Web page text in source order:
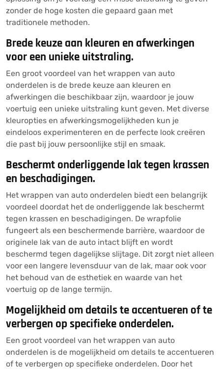
zonder de hoge kosten die gepaard gaan met
traditionele methoden.
Brede keuze aan kleuren en afwerkingen
voor een unieke uitstraling.
Een groot voordeel van het wrappen van auto
onderdelen is de brede keuze aan kleuren en
afwerkingen die beschikbaar zijn, waardoor je jouw
voertuig een unieke uitstraling kunt geven. Met diverse
kleuropties en afwerkingsmogelijkheden kun je
eindeloos experimenteren en de perfecte look creëren
die past bij jouw persoonlijke stijl en smaak.
Beschermt onderliggende lak tegen krassen
en beschadigingen.
Het wrappen van auto onderdelen biedt een belangrijk
voordeel doordat het de onderliggende lak beschermt
tegen krassen en beschadigingen. De wrapfolie
fungeert als een beschermende barrière, waardoor de
originele lak van de auto intact blijft en wordt
beschermd tegen dagelijkse slijtage. Dit zorgt niet alleen
voor een langere levensduur van de lak, maar ook voor
het behoud van de esthetiek en waarde van het
voertuig op de lange termijn.
Mogelijkheid om details te accentueren of te
verbergen op specifieke onderdelen.
Een groot voordeel van het wrappen van auto
onderdelen is de mogelijkheid om details te accentueren
of te verbergen op specifieke onderdelen. Door het